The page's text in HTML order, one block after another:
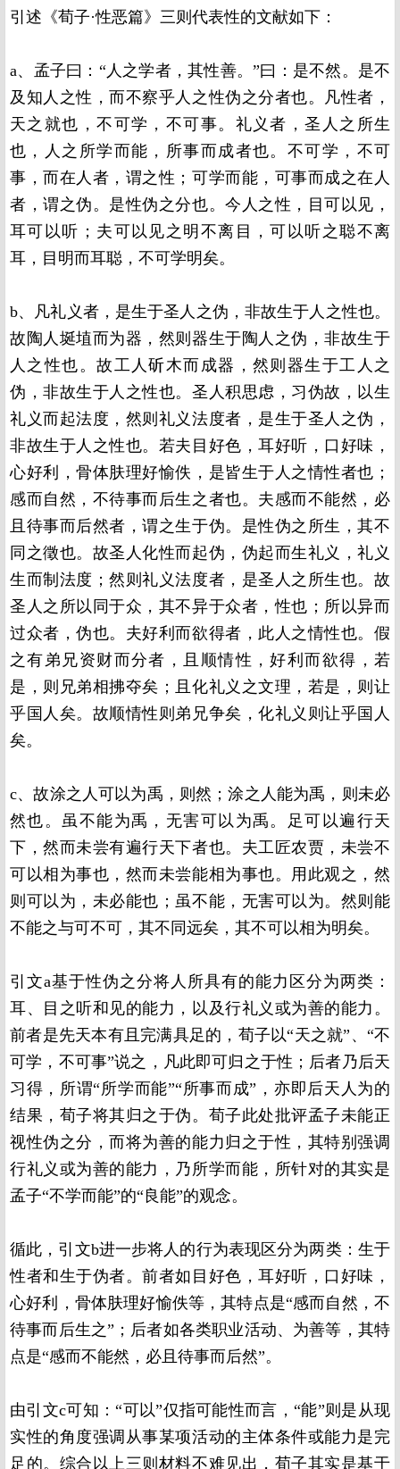
引述《荀子·性恶篇》三则代表性的文献如下：
a、孟子曰：“人之学者，其性善。”曰：是不然。是不
及知人之性，而不察乎人之性伪之分者也。凡性者，
天之就也，不可学，不可事。礼义者，圣人之所生
也，人之所学而能，所事而成者也。不可学，不可
事，而在人者，谓之性；可学而能，可事而成之在人
者，谓之伪。是性伪之分也。今人之性，目可以见，
耳可以听；夫可以见之明不离目，可以听之聪不离
耳，目明而耳聪，不可学明矣。
b、凡礼义者，是生于圣人之伪，非故生于人之性也。
故陶人埏埴而为器，然则器生于陶人之伪，非故生于
人之性也。故工人斫木而成器，然则器生于工人之
伪，非故生于人之性也。圣人积思虑，习伪故，以生
礼义而起法度，然则礼义法度者，是生于圣人之伪，
非故生于人之性也。若夫目好色，耳好听，口好味，
心好利，骨体肤理好愉佚，是皆生于人之情性者也；
感而自然，不待事而后生之者也。夫感而不能然，必
且待事而后然者，谓之生于伪。是性伪之所生，其不
同之徵也。故圣人化性而起伪，伪起而生礼义，礼义
生而制法度；然则礼义法度者，是圣人之所生也。故
圣人之所以同于众，其不异于众者，性也；所以异而
过众者，伪也。夫好利而欲得者，此人之情性也。假
之有弟兄资财而分者，且顺情性，好利而欲得，若
是，则兄弟相拂夺矣；且化礼义之文理，若是，则让
乎国人矣。故顺情性则弟兄争矣，化礼义则让乎国人
矣。
c、故涂之人可以为禹，则然；涂之人能为禹，则未必
然也。虽不能为禹，无害可以为禹。足可以遍行天
下，然而未尝有遍行天下者也。夫工匠农贾，未尝不
可以相为事也，然而未尝能相为事也。用此观之，然
则可以为，未必能也；虽不能，无害可以为。然则能
不能之与可不可，其不同远矣，其不可以相为明矣。
引文a基于性伪之分将人所具有的能力区分为两类：
耳、目之听和见的能力，以及行礼义或为善的能力。
前者是先天本有且完满具足的，荀子以“天之就”、“不
可学，不可事”说之，凡此即可归之于性；后者乃后天
习得，所谓“所学而能”“所事而成”，亦即后天人为的
结果，荀子将其归之于伪。荀子此处批评孟子未能正
视性伪之分，而将为善的能力归之于性，其特别强调
行礼义或为善的能力，乃所学而能，所针对的其实是
孟子“不学而能”的“良能”的观念。
循此，引文b进一步将人的行为表现区分为两类：生于
性者和生于伪者。前者如目好色，耳好听，口好味，
心好利，骨体肤理好愉佚等，其特点是“感而自然，不
待事而后生之”；后者如各类职业活动、为善等，其特
点是“感而不能然，必且待事而后然”。
由引文c可知：“可以”仅指可能性而言，“能”则是从现
实性的角度强调从事某项活动的主体条件或能力是完
足的。综合以上三则材料不难见出，荀子其实是基于